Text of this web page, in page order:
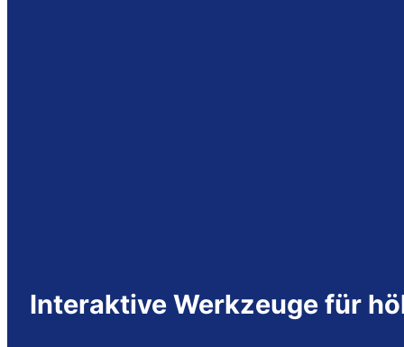
Interaktive Werkzeuge für